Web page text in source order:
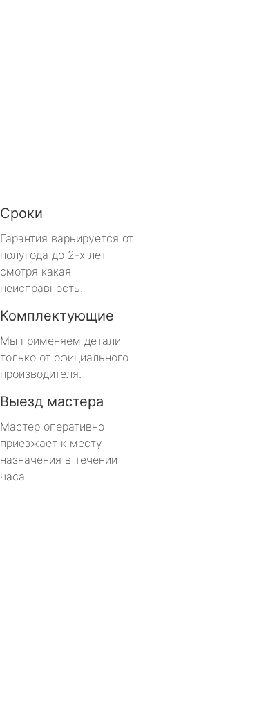
Сроки
Гарантия варьируется от
полугода до 2-х лет
смотря какая
неисправность.
Комплектующие
Мы применяем детали
только от официального
производителя.
Выезд мастера
Мастер оперативно
приезжает к месту
назначения в течении
часа.